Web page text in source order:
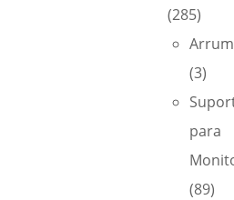
(285)
(3)
para
(89)